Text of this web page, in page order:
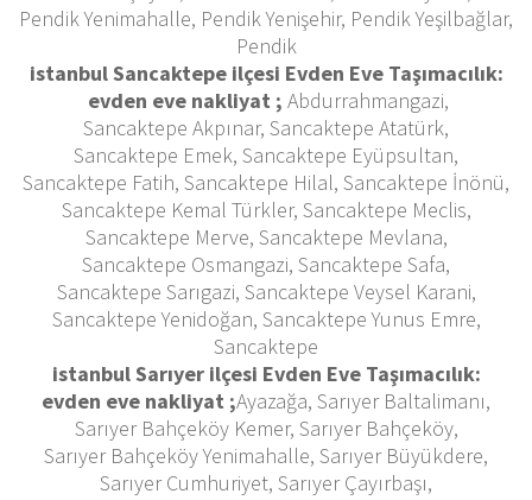
Pendik Yenimahalle, Pendik Yenişehir, Pendik Yeşilbağlar,
Pendik
istanbul Sancaktepe ilçesi Evden Eve Taşımacılık:
evden eve nakliyat ; Abdurrahmangazi,
Sancaktepe Akpınar, Sancaktepe Atatürk,
Sancaktepe Emek, Sancaktepe Eyüpsultan,
Sancaktepe Fatih, Sancaktepe Hilal, Sancaktepe İnönü,
Sancaktepe Kemal Türkler, Sancaktepe Meclis,
Sancaktepe Merve, Sancaktepe Mevlana,
Sancaktepe Osmangazi, Sancaktepe Safa,
Sancaktepe Sarıgazi, Sancaktepe Veysel Karani,
Sancaktepe Yenidoğan, Sancaktepe Yunus Emre,
Sancaktepe
istanbul Sarıyer ilçesi Evden Eve Taşımacılık:
evden eve nakliyat ;Ayazağa, Sarıyer Baltalimanı,
Sarıyer Bahçeköy Kemer, Sarıyer Bahçeköy,
Sarıyer Bahçeköy Yenimahalle, Sarıyer Büyükdere,
Sarıyer Cumhuriyet, Sarıyer Çayırbaşı,